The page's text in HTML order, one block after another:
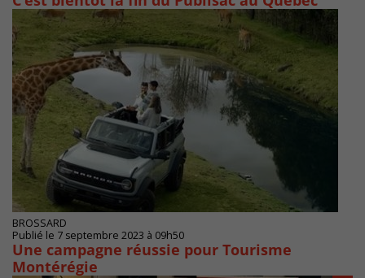
BROSSARD
Publié le 7 septembre 2023 à 09h50
Une campagne réussie pour Tourisme
Montérégie